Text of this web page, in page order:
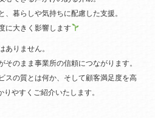
暮らしや気持ちに配慮した支援。
に大きく影響します
ありません。
のまま事業所の信頼につながります。
スの質とは何か、そして顧客満足度を高
やすくご紹介いたします。